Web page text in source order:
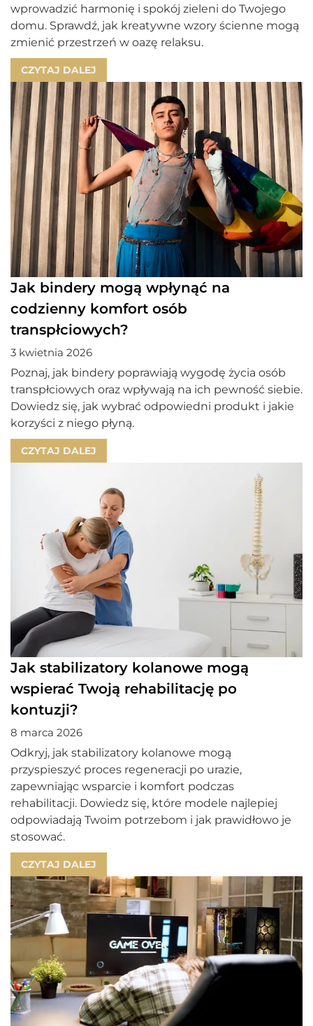
wprowadzić harmonię i spokój zieleni do Twojego
domu. Sprawdź, jak kreatywne wzory ścienne mogą
zmienić przestrzeń w oazę relaksu.
CZYTAJ DALEJ
Jak bindery mogą wpłynąć na
codzienny komfort osób
transpłciowych?
3 kwietnia 2026
Poznaj, jak bindery poprawiają wygodę życia osób
transpłciowych oraz wpływają na ich pewność siebie.
Dowiedz się, jak wybrać odpowiedni produkt i jakie
korzyści z niego płyną.
CZYTAJ DALEJ
Jak stabilizatory kolanowe mogą
wspierać Twoją rehabilitację po
kontuzji?
8 marca 2026
Odkryj, jak stabilizatory kolanowe mogą
przyspieszyć proces regeneracji po urazie,
zapewniając wsparcie i komfort podczas
rehabilitacji. Dowiedz się, które modele najlepiej
odpowiadają Twoim potrzebom i jak prawidłowo je
stosować.
CZYTAJ DALEJ